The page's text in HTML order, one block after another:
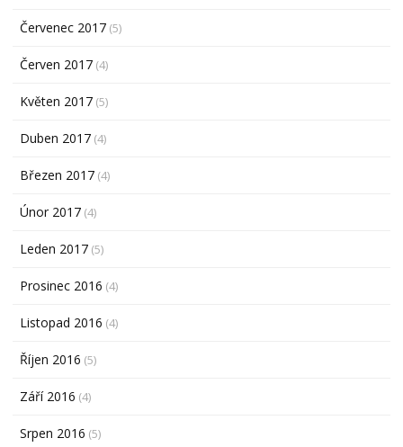
Červenec 2017 (5)
Červen 2017 (4)
Květen 2017 (5)
Duben 2017 (4)
Březen 2017 (4)
Únor 2017 (4)
Leden 2017 (5)
Prosinec 2016 (4)
Listopad 2016 (4)
Říjen 2016 (5)
Září 2016 (4)
Srpen 2016 (5)